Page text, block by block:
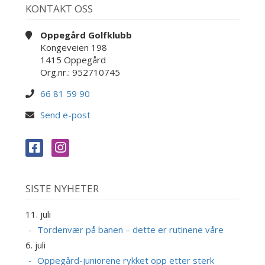
KONTAKT OSS
Oppegård Golfklubb
Kongeveien 198
1415 Oppegård
Org.nr.: 952710745
66 81 59 90
Send e-post
SISTE NYHETER
11. juli
Tordenvær på banen – dette er rutinene våre
6. juli
Oppegård-juniorene rykket opp etter sterk